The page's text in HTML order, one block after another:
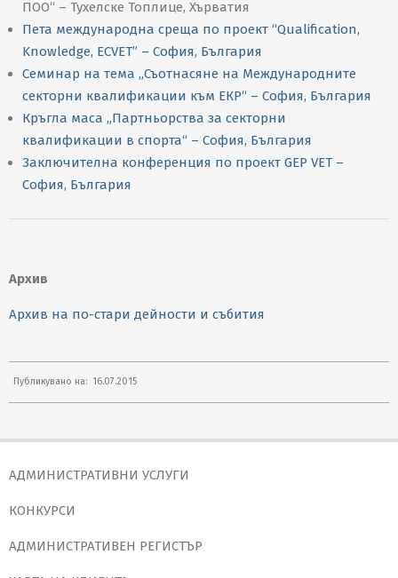
ПОО“ – Тухелске Топлице, Хърватия
Пета международна среща по проект “Qualification,
Knowledge, ECVET” – София, България
Семинар на тема „Съотнасяне на Международните
секторни квалификации към ЕКР“ – София, България
Кръгла маса „Партньорства за секторни
квалификации в спорта“ – София, България
Заключителна конференция по проект GEP VET –
София, България
Архив
Архив на по-стари дейности и събития
Публикувано на: 16.07.2015
АДМИНИСТРАТИВНИ УСЛУГИ
КОНКУРСИ
АДМИНИСТРАТИВЕН РЕГИСТЪР